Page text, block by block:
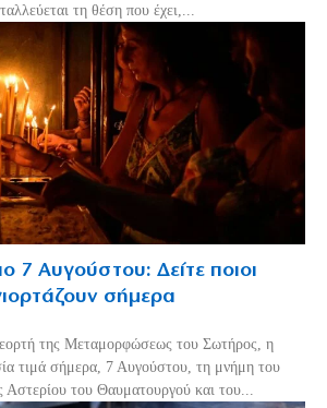
τη θέση που έχει,...
7 Αυγούστου: Δείτε ποιοι
σήμερα
της Μεταμορφώσεως του Σωτήρος, η
τιμά σήμερα, 7 Αυγούστου, τη μνήμη του
Αστερίου του Θαυματουργού και του...